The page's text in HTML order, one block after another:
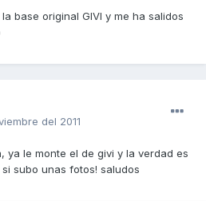
base original GIVI y me ha salidos
del 2011
ya le monte el de givi y la verdad es
subo unas fotos! saludos